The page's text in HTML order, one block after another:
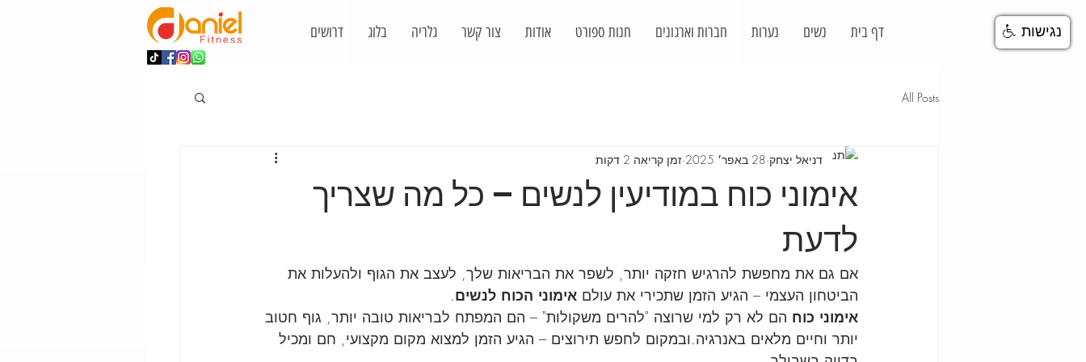
דף בית נשים נערות חברות וארגונים חנות ספורט אודות צור קשר גלריה בלוג דרושים
All Posts
אימוני כוח במודיעין לנשים – כל מה שצריך
לדעת
דניאל יצחק 28 באפר׳ 2025 זמן קריאה 2 דקות
אם גם את מחפשת להרגיש חזקה יותר, לשפר את הבריאות שלך, לעצב את הגוף ולהעלות את
הביטחון העצמי – הגיע הזמן שתכירי את עולם אימוני הכוח לנשים.
אימוני כוח הם לא רק למי שרוצה "להרים משקולות" – הם המפתח לבריאות טובה יותר, גוף חטוב
יותר וחיים מלאים באנרגיה.ובמקום לחפש תירוצים – הגיע הזמן למצוא מקום מקצועי, חם ומכיל
נגישות